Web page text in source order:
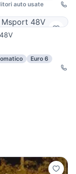
auto usate
Euro 6